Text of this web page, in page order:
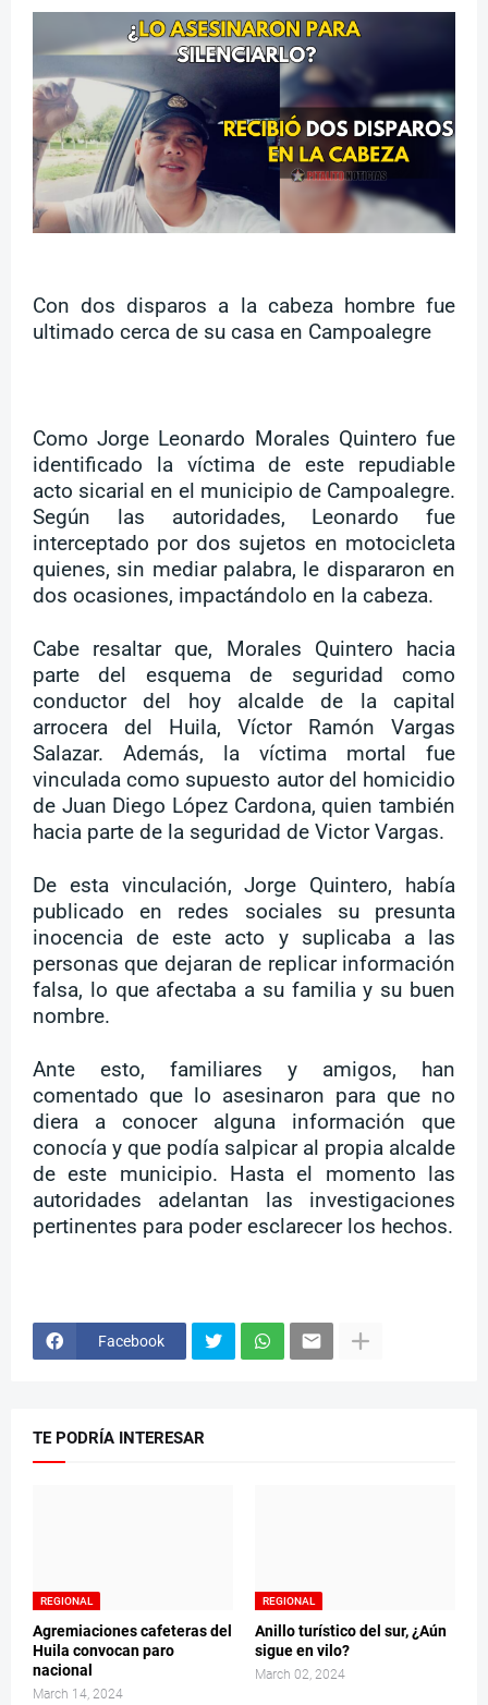
Con dos disparos a la cabeza hombre fue
ultimado cerca de su casa en Campoalegre
Como Jorge Leonardo Morales Quintero fue
identificado la víctima de este repudiable
acto sicarial en el municipio de Campoalegre.
Según las autoridades, Leonardo fue
interceptado por dos sujetos en motocicleta
quienes, sin mediar palabra, le dispararon en
dos ocasiones, impactándolo en la cabeza.
Cabe resaltar que, Morales Quintero hacia
parte del esquema de seguridad como
conductor del hoy alcalde de la capital
arrocera del Huila, Víctor Ramón Vargas
Salazar. Además, la víctima mortal fue
vinculada como supuesto autor del homicidio
de Juan Diego López Cardona, quien también
hacia parte de la seguridad de Victor Vargas.
De esta vinculación, Jorge Quintero, había
publicado en redes sociales su presunta
inocencia de este acto y suplicaba a las
personas que dejaran de replicar información
falsa, lo que afectaba a su familia y su buen
nombre.
Ante esto, familiares y amigos, han
comentado que lo asesinaron para que no
diera a conocer alguna información que
conocía y que podía salpicar al propia alcalde
de este municipio. Hasta el momento las
autoridades adelantan las investigaciones
pertinentes para poder esclarecer los hechos.
Facebook
TE PODRÍA INTERESAR
REGIONAL
Agremiaciones cafeteras del
Huila convocan paro
nacional
March 14, 2024
REGIONAL
Anillo turístico del sur, ¿Aún
sigue en vilo?
March 02, 2024